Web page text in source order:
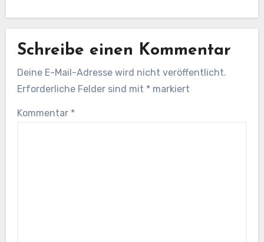
Schreibe einen Kommentar
Deine E-Mail-Adresse wird nicht veröffentlicht.
Erforderliche Felder sind mit * markiert
Kommentar *